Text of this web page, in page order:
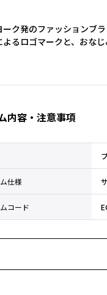
ーク発のファッションブ
よるロゴマークと、おな
内容・注意事項
仕様
コード